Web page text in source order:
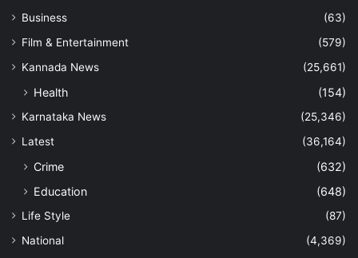
Business
(63)
Film & Entertainment
(579)
Kannada News
(25,661)
Health (154)
Karnataka News
(25,346)
Latest
(36,164)
Crime
(632)
Education
(648)
Life Style
(87)
National
(4,369)